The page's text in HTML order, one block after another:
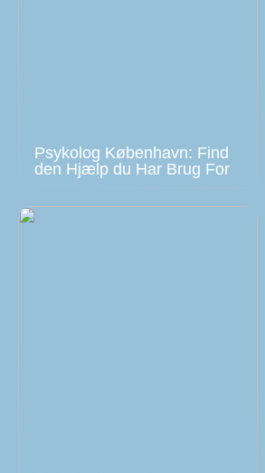
Psykolog København: Find
den Hjælp du Har Brug For